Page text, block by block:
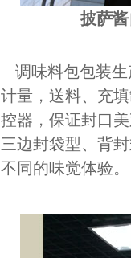
披萨
调味料包包装生
计量，送料、充
控器，保证封口
三边封袋型、背
不同的味觉体验。